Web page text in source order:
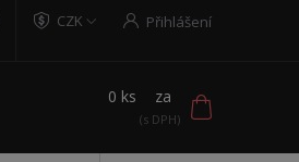
CZK Přihlášení
0 ks za